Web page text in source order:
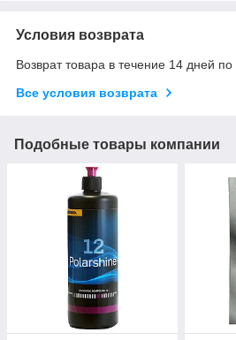
Условия возврата
Возврат товара в течение 14 дней по
Все условия возврата
Подобные товары компании